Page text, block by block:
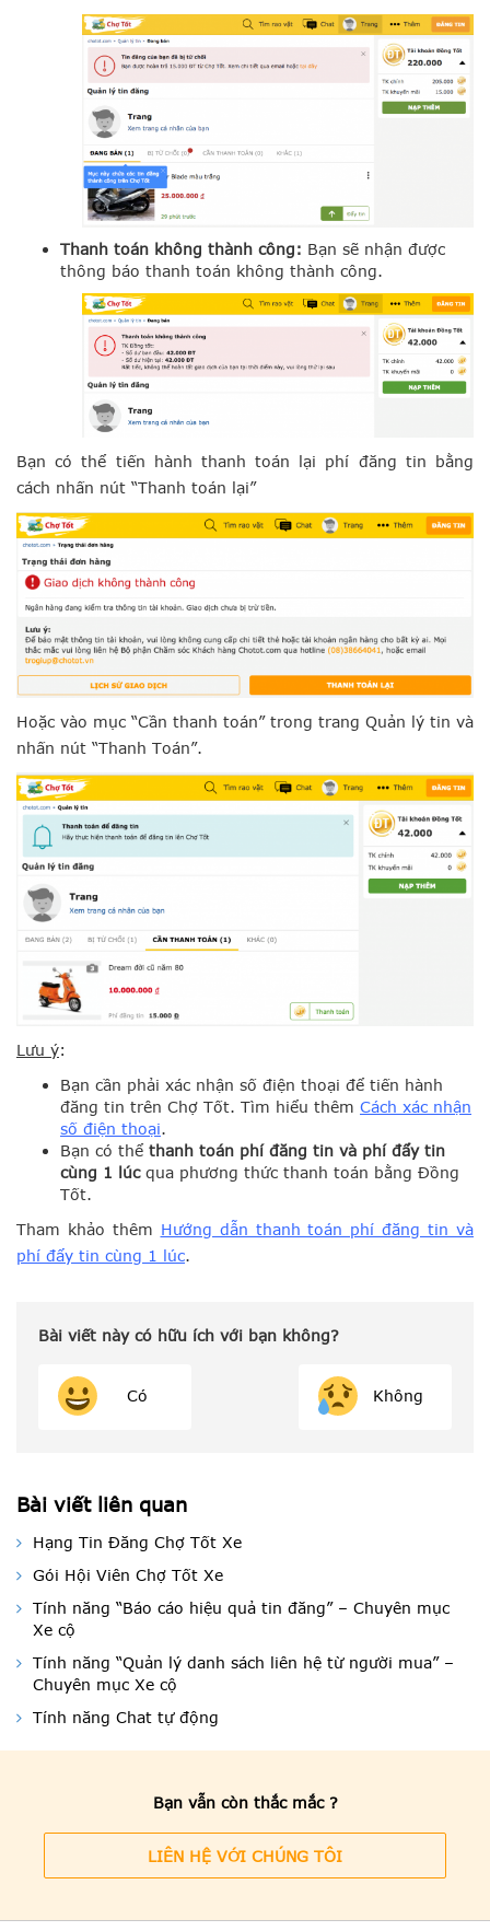
Thanh toán không thành công: Bạn sẽ nhận được
thông báo thanh toán không thành công.
Bạn có thể tiến hành thanh toán lại phí đăng tin bằng
cách nhấn nút “Thanh toán lại”
Hoặc vào mục “Cần thanh toán” trong trang Quản lý tin và
nhấn nút “Thanh Toán”.
Lưu ý:
Bạn cần phải xác nhận số điện thoại để tiến hành
đăng tin trên Chợ Tốt. Tìm hiểu thêm Cách xác nhận
số điện thoại.
Bạn có thể thanh toán phí đăng tin và phí đẩy tin
cùng 1 lúcqua phương thức thanh toán bằng Đồng
Tốt.
Tham khảo thêm Hướng dẫn thanh toán phí đăng tin và
phí đẩy tin cùng 1 lúc.
Bài viết này có hữu ích với bạn không?
Có Không
Bài viết liên quan
Hạng Tin Đăng Chợ Tốt Xe
Gói Hội Viên Chợ Tốt Xe
Tính năng “Báo cáo hiệu quả tin đăng” – Chuyên mục
Xe cộ
Tính năng “Quản lý danh sách liên hệ từ người mua” –
Chuyên mục Xe cộ
Tính năng Chat tự động
Bạn vẫn còn thắc mắc ?
LIÊN HỆ VỚI CHÚNG TÔI